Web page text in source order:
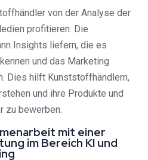
von der Analyse der
profitieren. Die
Insights liefern, die es
und das Marketing
Dies hilft Kunststoffhändlern,
und ihre Produkte und
zu bewerben.
mit einer
im Bereich KI und